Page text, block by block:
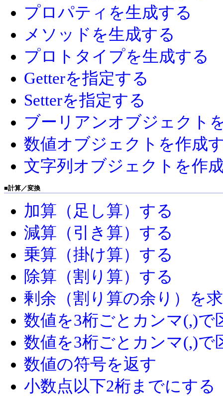
プロパティを生成する
メソッドを生成する
プロトタイプを生成する
Getterを指定する
Setterを指定する
ブーリアンオブジェクト
数値オブジェクトを作成
文字列オブジェクトを作
■計算／変換
加算（足し算）する
減算（引き算）する
乗算（掛け算）する
除算（割り算）する
剰余（割り算の余り）を
数値を3桁ごとカンマ(,)で
数値を3桁ごとカンマ(,)で
数値の符号を返す
小数点以下2桁までにする